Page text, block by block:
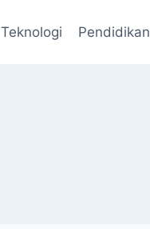
Teknologi Pendidikan